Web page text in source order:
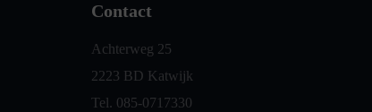
Contact
Achterweg 25
2223 BD Katwijk
Tel. 085-0717330